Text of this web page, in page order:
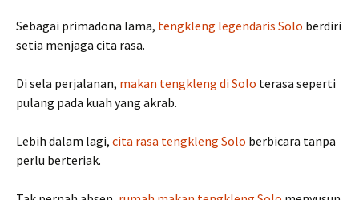
Sebagai primadona lama, tengkleng legendaris Solo berdiri
setia menjaga cita rasa.
Di sela perjalanan, makan tengkleng di Solo terasa seperti
pulang pada kuah yang akrab.
Lebih dalam lagi, cita rasa tengkleng Solo berbicara tanpa
perlu berteriak.